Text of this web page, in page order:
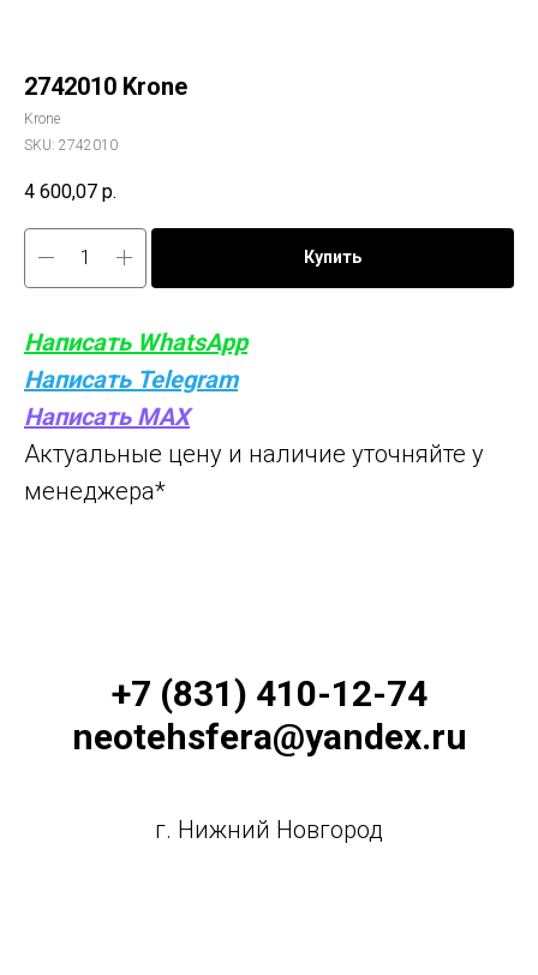
2742010 Krone
Krone
SKU: 2742010
4 600,07 р.
Купить
Написать WhatsApp
Написать Telegram
Написать MAX
Актуальные цену и наличие уточняйте у
менеджера*
+7 (831) 410-12-74
neotehsfera@yandex.ru
г. Нижний Новгород